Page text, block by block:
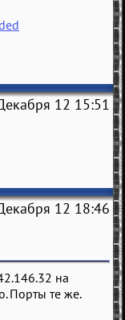
12 15:51
12 18:46
на
Порты те же.